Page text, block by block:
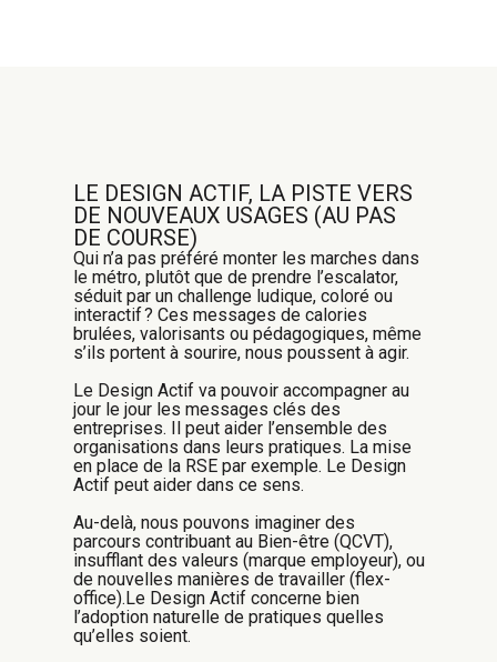
LE DESIGN ACTIF, LA PISTE VERS
DE NOUVEAUX USAGES (AU PAS
DE COURSE)
Qui n’a pas préféré monter les marches dans
le métro, plutôt que de prendre l’escalator,
séduit par un challenge ludique, coloré ou
interactif ? Ces messages de calories
brulées, valorisants ou pédagogiques, même
s’ils portent à sourire, nous poussent à agir.
Le Design Actif va pouvoir accompagner au
jour le jour les messages clés des
entreprises. Il peut aider l’ensemble des
organisations dans leurs pratiques. La mise
en place de la RSE par exemple. Le Design
Actif peut aider dans ce sens.
Au-delà, nous pouvons imaginer des
parcours contribuant au Bien-être (QCVT),
insufflant des valeurs (marque employeur), ou
de nouvelles manières de travailler (flex-
office).Le Design Actif concerne bien
l’adoption naturelle de pratiques quelles
qu’elles soient.